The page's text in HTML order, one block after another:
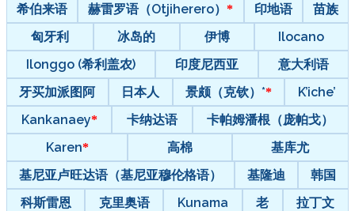
希伯来语
赫雷罗语（Otjiherero） 印地语
苗族
匈牙利
冰岛的 伊博
Ilocano
Ilonggo (希利盖农)
印度尼西亚
意大利语
牙买加派图阿
日本人 景颇（克钦）*
K’iche’
Kankanaey
卡纳达语
卡帕姆潘根（庞帕戈）
Karen
高棉
基库尤
基尼亚卢旺达语（基尼亚穆伦格语）
基隆迪
韩国
科斯雷恩
克里奥语 Kunama 老
拉丁文